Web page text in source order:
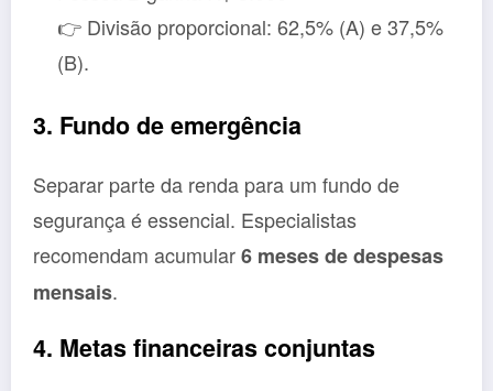
👉 Divisão proporcional: 62,5% (A) e 37,5%
(B).
3. Fundo de emergência
Separar parte da renda para um fundo de
segurança é essencial. Especialistas
recomendam acumular6 meses de despesas
mensais.
4. Metas financeiras conjuntas